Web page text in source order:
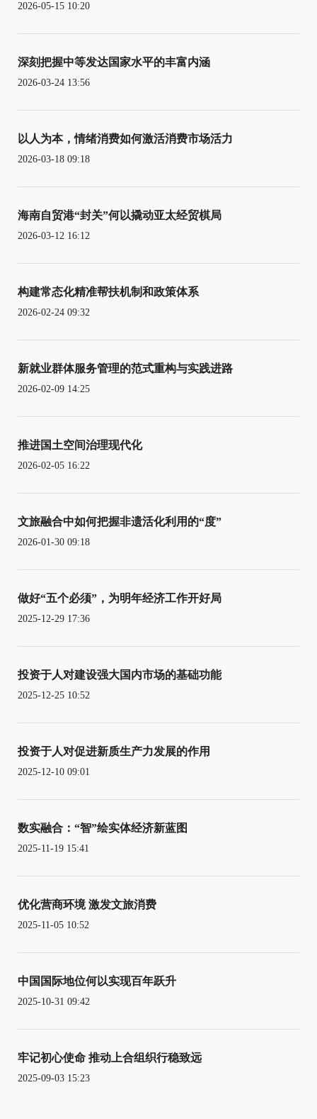
2026-05-15 10:20
深刻把握中等发达国家水平的丰富内涵
2026-03-24 13:56
以人为本，情绪消费如何激活消费市场活力
2026-03-18 09:18
海南自贸港“封关”何以撬动亚太经贸棋局
2026-03-12 16:12
构建常态化精准帮扶机制和政策体系
2026-02-24 09:32
新就业群体服务管理的范式重构与实践进路
2026-02-09 14:25
推进国土空间治理现代化
2026-02-05 16:22
文旅融合中如何把握非遗活化利用的“度”
2026-01-30 09:18
做好“五个必须”，为明年经济工作开好局
2025-12-29 17:36
投资于人对建设强大国内市场的基础功能
2025-12-25 10:52
投资于人对促进新质生产力发展的作用
2025-12-10 09:01
数实融合：“智”绘实体经济新蓝图
2025-11-19 15:41
优化营商环境 激发文旅消费
2025-11-05 10:52
中国国际地位何以实现百年跃升
2025-10-31 09:42
牢记初心使命 推动上合组织行稳致远
2025-09-03 15:23